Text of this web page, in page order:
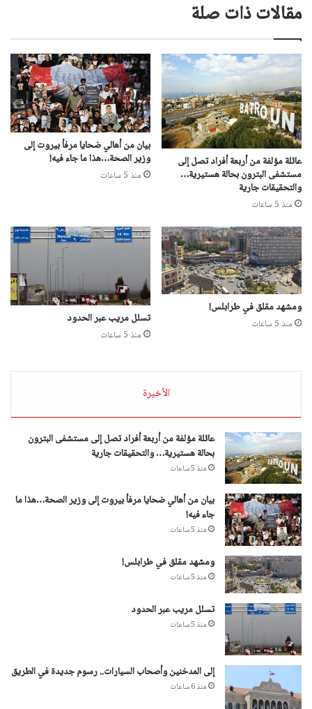
مقالات ذات صلة
عائلة مؤلفة من أربعة أفراد تصل إلى
مستشفى البترون بحالة هستيرية…
والتحقيقات جارية
منذ 5 ساعات
بيان من أهالي ضحايا مرفأ بيروت إلى
وزير الصحة…هذا ما جاء فيه!
منذ 5 ساعات
ومشهد مقلق في طرابلس!
منذ 5 ساعات تسلل مريب عبر الحدود
منذ 5 ساعات
الأخيرة
عائلة مؤلفة من أربعة أفراد تصل إلى مستشفى البترون
بحالة هستيرية… والتحقيقات جارية
منذ 5 ساعات
بيان من أهالي ضحايا مرفأ بيروت إلى وزير الصحة…هذا ما
جاء فيه!
منذ 5 ساعات
ومشهد مقلق في طرابلس!
منذ 5 ساعات
تسلل مريب عبر الحدود
منذ 5 ساعات
إلى المدخنين وأصحاب السيارات.. رسوم جديدة في الطريق
منذ 6 ساعات